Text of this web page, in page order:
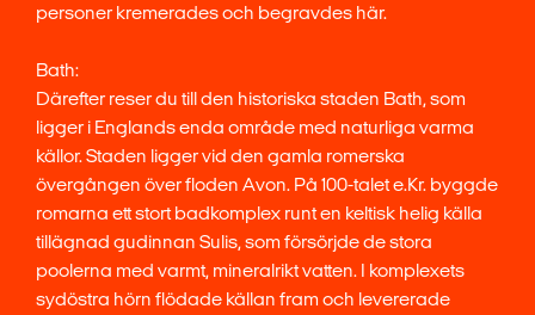
personer kremerades och begravdes här.
Bath:
Därefter reser du till den historiska staden Bath, som
ligger i Englands enda område med naturliga varma
källor. Staden ligger vid den gamla romerska
övergången över floden Avon. På 100-talet e.Kr. byggde
romarna ett stort badkomplex runt en keltisk helig källa
tillägnad gudinnan Sulis, som försörjde de stora
poolerna med varmt, mineralrikt vatten. I komplexets
sydöstra hörn flödade källan fram och levererade